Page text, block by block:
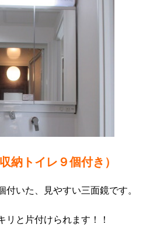
納トイレ９個付き）
いた、見やすい三面鏡です。
リと片付けられます！！